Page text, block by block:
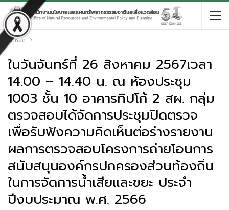
หน้าหลัก
ในวันจันทร์ที่ 26 สิงหาคม 2567เวลา
14.00 – 14.40 น. ณ ห้องประชุม
1003 ชั้น 10 อาคารทิปโก้ 2 สผ. กลุ่ม
ตรวจสอบได้จัดการประชุมปิดตรวจ
เพื่อรับฟังความคิดเห็นต่อร่างรายงาน
ผลการตรวจสอบโครงการถ่ายโอนการ
สนับสนุนองค์กรปกครองส่วนท้องถิ่น
ในการจัดการน้ำเสียและขยะ ประจำ
ปีงบประมาณ พ.ศ. 2566